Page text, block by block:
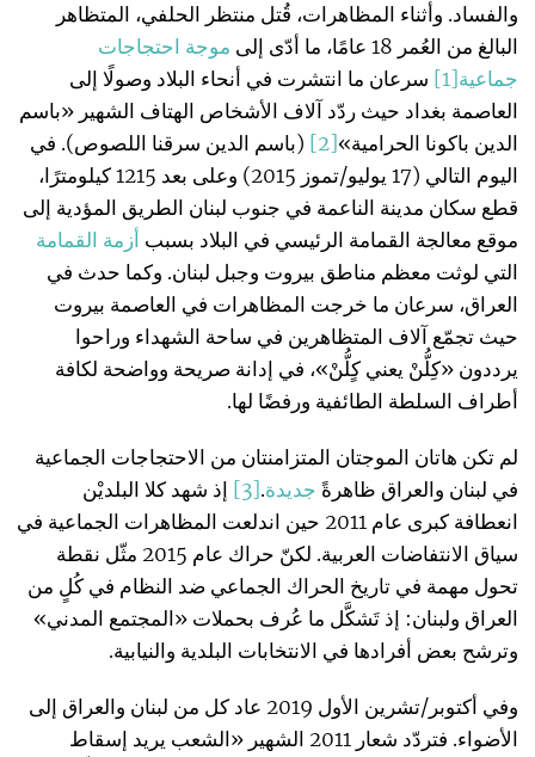
والفساد. وأثناء المظاهرات، قُتل منتظر الحلفي، المتظاهر
البالغ من العُمر 18 عامًا، ما أدّى إلى
موجة احتجاجات
جماعية[1]
سرعان ما انتشرت في أنحاء البلاد وصولًا إلى
العاصمة بغداد حيث ردّد آلاف الأشخاص الهتاف الشهير «باسم
الدين باكونا الحرامية»[2]
(باسم الدين سرقنا اللصوص). في
اليوم التالي (17 يوليو/تموز 2015) وعلى بعد 1215 كيلومترًا،
قطع سكان مدينة الناعمة في جنوب لبنان الطريق المؤدية إلى
موقع معالجة القمامة الرئيسي في البلاد بسبب أزمة القمامة
التي لوثت معظم مناطق بيروت وجبل لبنان. وكما حدث في
العراق، سرعان ما خرجت المظاهرات في العاصمة بيروت
حيث تجمّع آلاف المتظاهرين في ساحة الشهداء وراحوا
يرددون «كِلُّنْ يعني كٍلُّنْ»، في إدانة صريحة وواضحة لكافة
أطراف السلطة الطائفية ورفضًا لها.
لم تكن هاتان الموجتان المتزامنتان من الاحتجاجات الجماعية
في لبنان والعراق ظاهرةً جديدة.
[3]
إذ شهد كلا البلديْن
انعطافة كبرى عام 2011 حين اندلعت المظاهرات الجماعية في
سياق الانتفاضات العربية. لكنّ حراك عام 2015 مثّل نقطة
تحول مهمة في تاريخ الحراك الجماعي ضد النظام في كُلٍ من
العراق ولبنان: إذ تَشكَّل ما عُرف بحملات «المجتمع المدني»
وترشح بعض أفرادها في الانتخابات البلدية والنيابية.
وفي أكتوبر/تشرين الأول 2019 عاد كل من لبنان والعراق إلى
الأضواء. فتردّد شعار 2011 الشهير «الشعب يريد إسقاط